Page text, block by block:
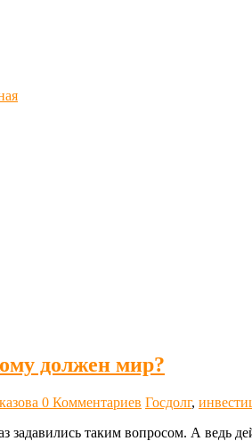
должен мир?
0 Комментариев Госдолг,
таким вопросом. А ведь